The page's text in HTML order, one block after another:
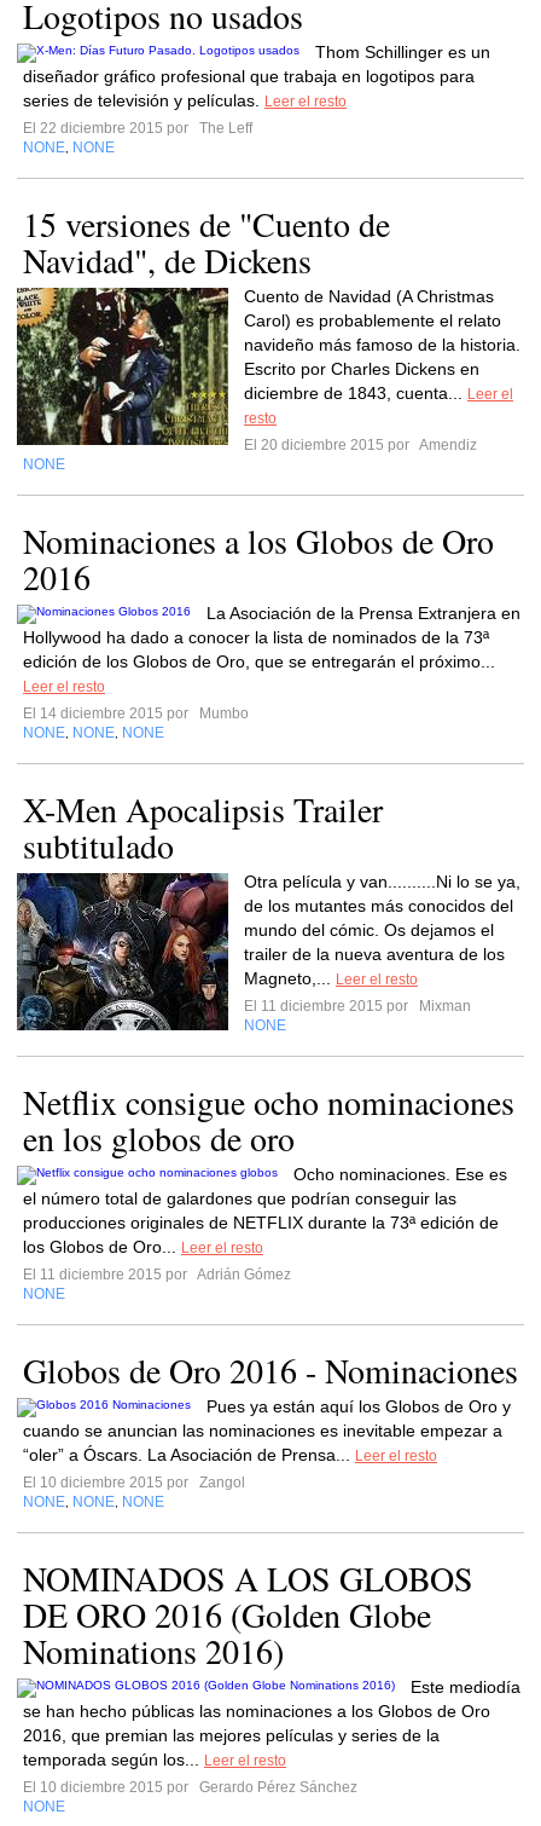
Logotipos no usados
Thom Schillinger es un
diseñador gráfico profesional que trabaja en logotipos para
series de televisión y películas.
Leer el resto
El 22 diciembre 2015 por
The Leff
NONE NONE
15 versiones de "Cuento de
Navidad", de Dickens
Cuento de Navidad (A Christmas
Carol) es probablemente el relato
navideño más famoso de la historia.
Escrito por Charles Dickens en
diciembre de 1843, cuenta...
Leer el
resto
El 20 diciembre 2015 por Amendiz
NONE
Nominaciones a los Globos de Oro
2016
La Asociación de la Prensa Extranjera en
Hollywood ha dado a conocer la lista de nominados de la 73ª
edición de los Globos de Oro, que se entregarán el próximo...
Leer el resto
El 14 diciembre 2015 por
Mumbo
NONE NONE NONE
X-Men Apocalipsis Trailer
subtitulado
Otra película y van..........Ni lo se ya,
de los mutantes más conocidos del
mundo del cómic. Os dejamos el
trailer de la nueva aventura de los
Magneto,...
Leer el resto
El 11 diciembre 2015 por
Mixman
NONE
Netflix consigue ocho nominaciones
en los globos de oro
Ocho nominaciones. Ese es
el número total de galardones que podrían conseguir las
producciones originales de NETFLIX durante la 73ª edición de
los Globos de Oro...
Leer el resto
El 11 diciembre 2015 por Adrián Gómez
NONE
Globos de Oro 2016 - Nominaciones
Pues ya están aquí los Globos de Oro y
cuando se anuncian las nominaciones es inevitable empezar a
“oler” a Óscars. La Asociación de Prensa...
Leer el resto
El 10 diciembre 2015 por
Zangol
NONE NONE NONE
NOMINADOS A LOS GLOBOS
DE ORO 2016 (Golden Globe
Nominations 2016)
Este mediodía
se han hecho públicas las nominaciones a los Globos de Oro
2016, que premian las mejores películas y series de la
temporada según los...
Leer el resto
El 10 diciembre 2015 por
Gerardo Pérez Sánchez
NONE